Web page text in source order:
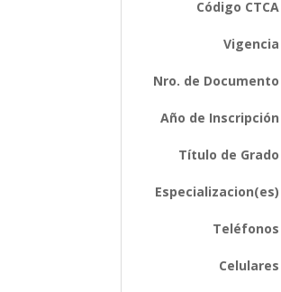
Código CTCA
Vigencia
Nro. de Documento
Año de Inscripción
Título de Grado
Especializacion(es)
Teléfonos
Celulares